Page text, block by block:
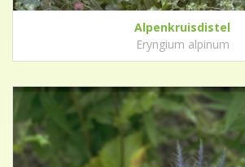
Alpenkruisdistel
Eryngium alpinum